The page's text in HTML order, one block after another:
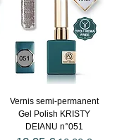
Vernis semi-permanent
Gel Polish KRISTY
DEIANU n°051